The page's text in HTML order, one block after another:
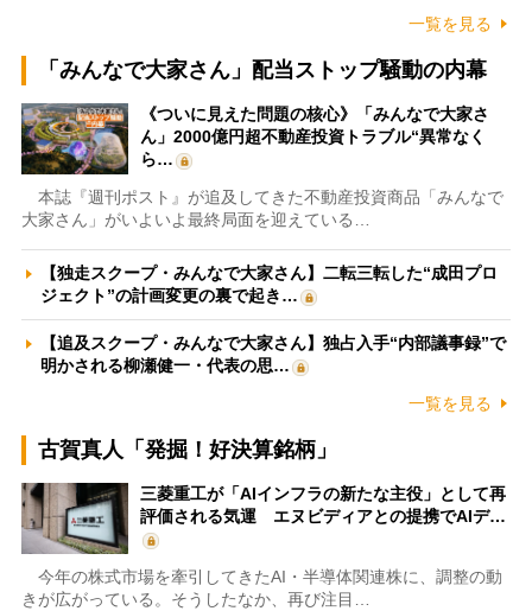
一覧を見る
「みんなで大家さん」配当ストップ騒動の内幕
《ついに見えた問題の核心》「みんなで大家さ
ん」2000億円超不動産投資トラブル“異常なく
ら…
本誌『週刊ポスト』が追及してきた不動産投資商品「みんなで
大家さん」がいよいよ最終局面を迎えている…
【独走スクープ・みんなで大家さん】二転三転した“成田プロ
ジェクト”の計画変更の裏で起き…
【追及スクープ・みんなで大家さん】独占入手“内部議事録”で
明かされる柳瀬健一・代表の思…
一覧を見る
古賀真人「発掘！好決算銘柄」
三菱重工が「AIインフラの新たな主役」として再
評価される気運 エヌビディアとの提携でAIデ…
今年の株式市場を牽引してきたAI・半導体関連株に、調整の動
きが広がっている。そうしたなか、再び注目…